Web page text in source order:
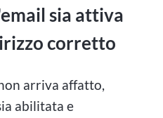
sia attiva
corretto
arriva affatto,
abilitata e